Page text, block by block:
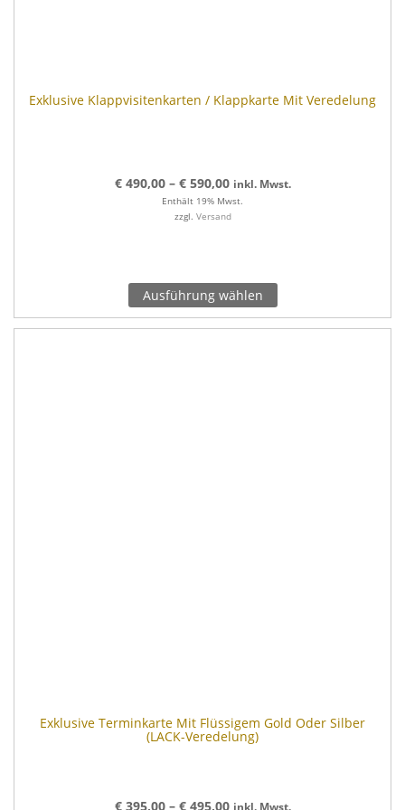
Exklusive Klappvisitenkarten / Klappkarte Mit Veredelung
€490,00 – €590,00 inkl. Mwst.
Enthält 19% Mwst.
zzgl. Versand
Ausführung wählen
Exklusive Terminkarte Mit Flüssigem Gold Oder Silber
(LACK-Veredelung)
€395,00 – €495,00 inkl. Mwst.